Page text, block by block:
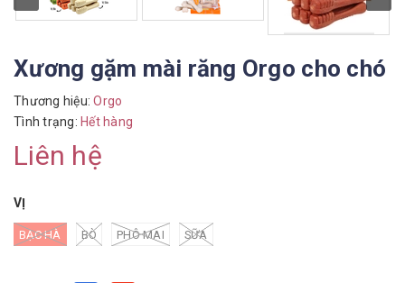
Xương gặm mài răng Orgo cho chó
Thương hiệu: Orgo
Tình trạng: Hết hàng
Liên hệ
VỊ
BẠC HÀ BÒ PHÔ MAI SỮA